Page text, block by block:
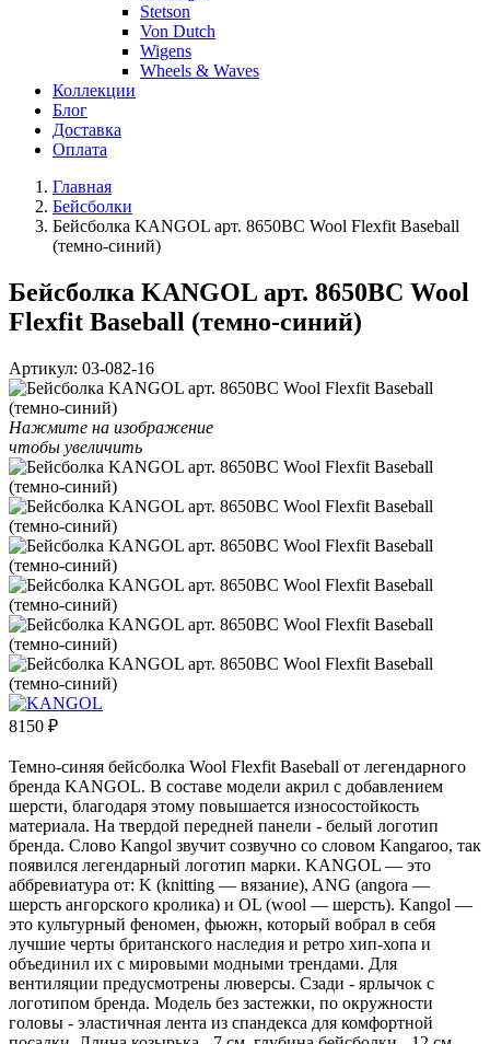
Stetson
Von Dutch
Wigens
Wheels & Waves
Коллекции
Блог
Доставка
Оплата
Главная
Бейсболки
Бейсболка KANGOL арт. 8650BC Wool Flexfit Baseball
(темно-синий)
Бейсболка KANGOL арт. 8650BC Wool
Flexfit Baseball (темно-синий)
Артикул: 03-082-16
Нажмите на изображение
чтобы увеличить
8150 ₽
Темно-синяя бейсболка Wool Flexfit Baseball от легендарного
бренда KANGOL. В составе модели акрил с добавлением
шерсти, благодаря этому повышается износостойкость
материала. На твердой передней панели - белый логотип
бренда. Слово Kangol звучит созвучно со словом Kangaroo, так
появился легендарный логотип марки. KANGOL — это
аббревиатура от: K (knitting — вязание), ANG (angora —
шерсть ангорского кролика) и OL (wool — шерсть). Kangol —
это культурный феномен, фьюжн, который вобрал в себя
лучшие черты британского наследия и ретро хип-хопа и
объединил их с мировыми модными трендами. Для
вентиляции предусмотрены люверсы. Сзади - ярлычок с
логотипом бренда. Модель без застежки, по окружности
головы - эластичная лента из спандекса для комфортной